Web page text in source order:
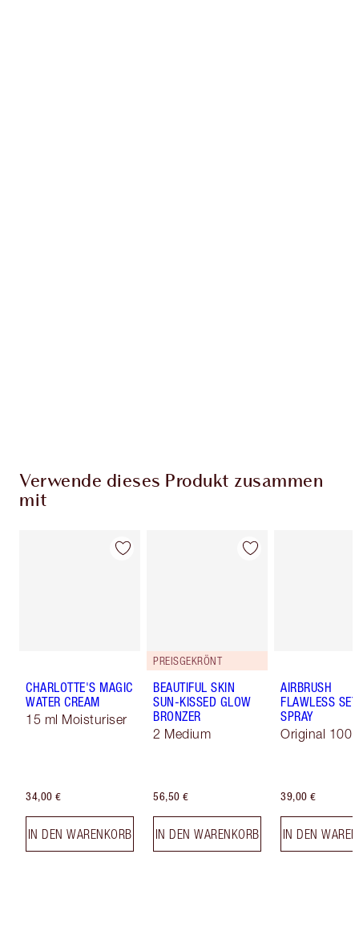
Verwende dieses Produkt zusammen
mit
CHARLOTTE'S MAGIC
WATER CREAM
15 ml Moisturiser
34,00 €
IN DEN WARENKORB
PREISGEKRÖNT
BEAUTIFUL SKIN
SUN-KISSED GLOW
BRONZER
2 Medium
56,50 €
IN DEN WARENKORB
AIRBRUSH
FLAWLESS
SPRAY
Original 100
39,00 €
IN DEN